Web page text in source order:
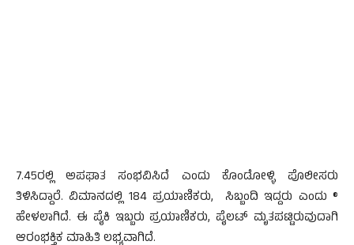
7.45ರಲ್ಲಿ ಅಪಘಾತ ಸಂಭವಿಸಿದೆ ಎಂದು ಕೊಂಡೋಳ್ಳಿ ಪೊಲೀಸರು
ತಿಳಿಸಿದ್ದಾರೆ. ವಿಮಾನದಲ್ಲಿ 184 ಪ್ರಯಾಣಿಕರು, ಸಿಬ್ಬಂದಿ ಇದ್ದರು ಎಂದು ®
ಹೇಳಲಾಗಿದೆ. ಈ ಪೈಕಿ ಇಬ್ಬರು ಪ್ರಯಾಣಿಕರು, ಪೈಲಟ್ ಮೃತಪಟ್ಟಿರುವುದಾಗಿ
ಆರಂಭಕ್ತಿಕ ಮಾಹಿತಿ ಲಭ್ಯವಾಗಿದೆ.